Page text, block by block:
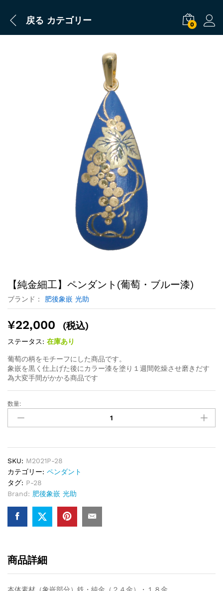
戻る カテゴリー 0
【純金細工】ペンダント(葡萄・ブルー漆)
ブランド： 肥後象嵌 光助
¥22,000 (税込)
ステータス: 在庫あり
葡萄の柄をモチーフにした商品です。
象嵌を黒く仕上げた後にカラー漆を塗り１週間乾燥させ磨きだす
為大変手間がかかる商品です
数量:
SKU: M2021P-28
カテゴリー: ペンダント
タグ: P-28
Brand: 肥後象嵌 光助
商品詳細